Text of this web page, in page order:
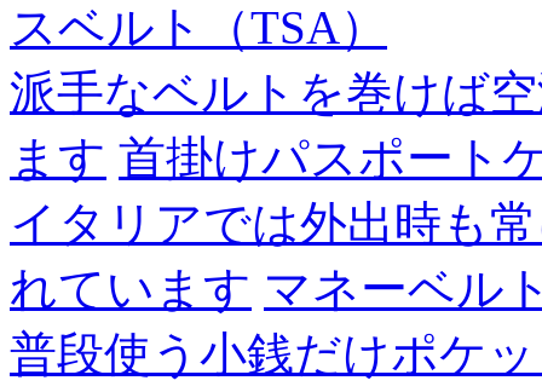
スベルト（TSA）
派手なベルトを巻けば
ます 首掛けパスポート
イタリアでは外出時も
れています マネーベル
普段使う小銭だけポケ